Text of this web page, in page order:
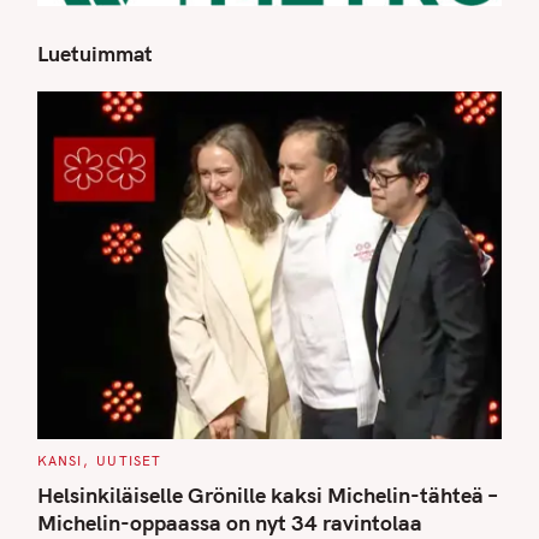
Luetuimmat
C
T
E
G
O
KANSI UUTISET
Helsinkiläiselle Grönille kaksi Michelin-tähteä –
Michelin-oppaassa on nyt 34 ravintolaa
S
e
a